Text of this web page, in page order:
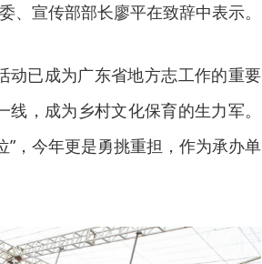
、宣传部部长廖平在致辞中表示。
动已成为广东省地方志工作的重要
，成为乡村文化保育的生力军。
，今年更是勇挑重担，作为承办单